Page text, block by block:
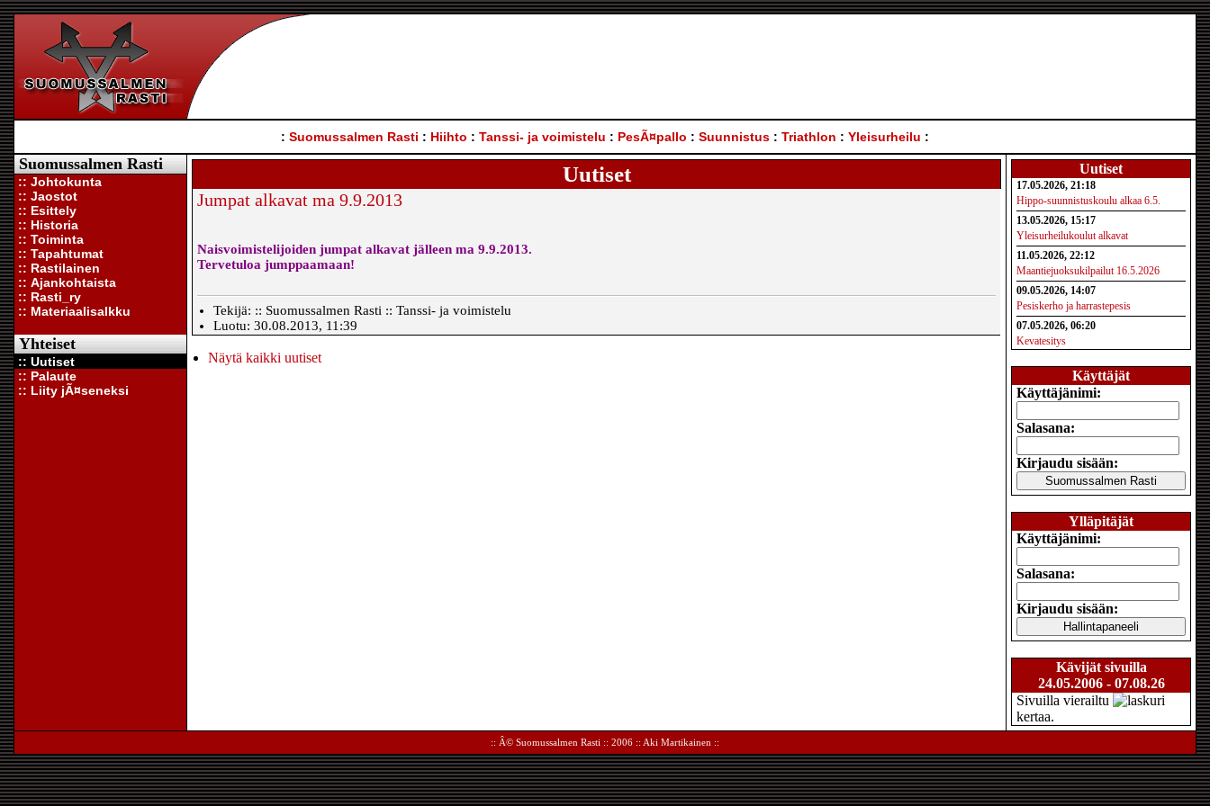
: Suomussalmen Rasti : Hiihto : Tanssi- ja voimistelu : PesÃ¤pallo : Suunnistus : Triathlon : Yleisurheilu :
Suomussalmen Rasti
:: Johtokunta
:: Jaostot
:: Esittely
:: Historia
:: Toiminta
:: Tapahtumat
:: Rastilainen
:: Ajankohtaista
:: Rasti_ry
:: Materiaalisalkku
Yhteiset
:: Uutiset
:: Palaute
:: Liity jÃ¤seneksi
Uutiset
Jumpat alkavat ma 9.9.2013
Naisvoimistelijoiden jumpat alkavat jälleen ma 9.9.2013.
Tervetuloa jumppaamaan!
Tekijä: :: Suomussalmen Rasti :: Tanssi- ja voimistelu
Luotu: 30.08.2013, 11:39
Näytä kaikki uutiset
Uutiset
17.05.2026, 21:18
Hippo-suunnistuskoulu alkaa 6.5.
13.05.2026, 15:17
Yleisurheilukoulut alkavat
11.05.2026, 22:12
Maantiejuoksukilpailut 16.5.2026
09.05.2026, 14:07
Pesiskerho ja harrastepesis
07.05.2026, 06:20
Kevatesitys
Käyttäjät
Käyttäjänimi:
Salasana:
Kirjaudu sisään:
Ylläpitäjät
Käyttäjänimi:
Salasana:
Kirjaudu sisään:
Kävijät sivuilla
24.05.2006 - 07.08.26
Sivuilla vierailtu
kertaa.
:: Â© Suomussalmen Rasti :: 2006 :: Aki Martikainen ::